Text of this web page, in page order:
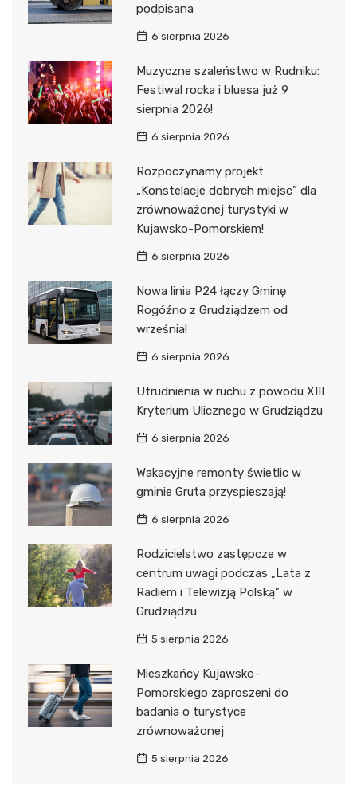
podpisana
6 sierpnia 2026
Muzyczne szaleństwo w Rudniku:
Festiwal rocka i bluesa już 9
sierpnia 2026!
6 sierpnia 2026
Rozpoczynamy projekt
„Konstelacje dobrych miejsc” dla
zrównoważonej turystyki w
Kujawsko-Pomorskiem!
6 sierpnia 2026
Nowa linia P24 łączy Gminę
Rogóźno z Grudziądzem od
września!
6 sierpnia 2026
Utrudnienia w ruchu z powodu XIII
Kryterium Ulicznego w Grudziądzu
6 sierpnia 2026
Wakacyjne remonty świetlic w
gminie Gruta przyspieszają!
6 sierpnia 2026
Rodzicielstwo zastępcze w
centrum uwagi podczas „Lata z
Radiem i Telewizją Polską” w
Grudziądzu
5 sierpnia 2026
Mieszkańcy Kujawsko-
Pomorskiego zaproszeni do
badania o turystyce
zrównoważonej
5 sierpnia 2026